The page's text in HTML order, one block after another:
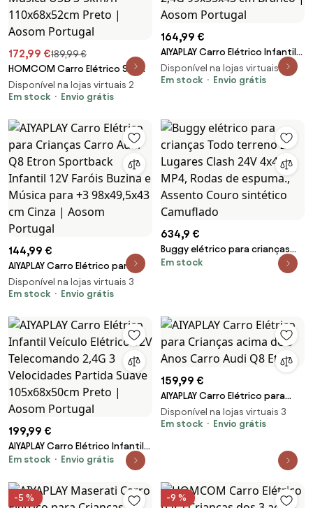
172,99 €189,99 €
HOMCOM Carro Elétrico SUV
Infantil 12V com 2 Motores
Controlo Remoto Faróis Buzina
110x68x52cm Preto | Aosom
Portugal
Disponível na lojas virtuais 2
Em stock
Envio grátis
164,99 €
AIYAPLAY Carro Elétrico Infantil
Mercedes-Amg Cle 53 12V 2
Motores Telecomando Parental
Disponível na lojas virtuais 2
Em stock
Envio grátis
144,99 €
AIYAPLAY Carro Elétrico para
Crianças Carro Audi Q8 Etron
Sportback Infantil 12V Faróis
98x49,5x43 cm Cinza | Aosom
Portugal
Disponível na lojas virtuais 3
Em stock
Envio grátis
634,9 €
Buggy elétrico para crianças
Todo terreno 2 Lugares Clash
Em stock
199,99 €
AIYAPLAY Carro Elétrico Infantil
Veículo Elétrico 12V
Velocidades Partida Suave
105x68x50cm Preto | Aosom
Em stock Envio grátis
159,99 €
AIYAPLAY Carro Elétrico para
Crianças acima de 3 Anos
Carro Audi Q8 Et
Disponível na lojas virtuais 3
Em stock
Envio grátis
-5 % -9 %